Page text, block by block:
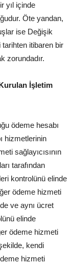
yıl içinde
Öte yandan,
ise Değişik
tarihten itibaren bir
zorundadır.
İşletim
ödeme hesabı
hizmetlerinin
sağlayıcısının
tarafından
kontrolünü elinde
ödeme hizmeti
ve aynı ücret
elinde
ödeme hizmeti
kendi
hizmeti